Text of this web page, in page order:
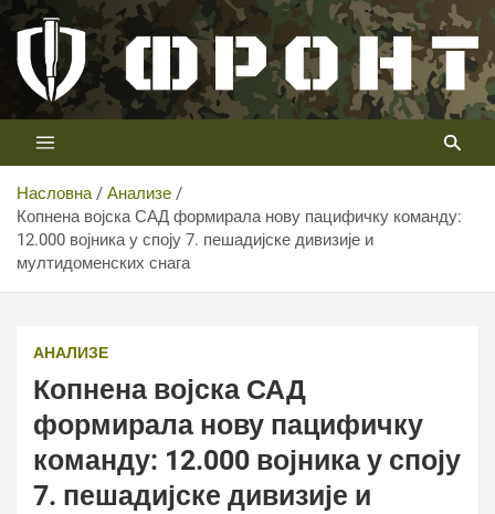
Скип
цонтент
Телевизија ФРОНТ
Први војни канал у Србији
Насловна
Анализе
Копнена војска САД формирала нову пацифичку команду:
12.000 војника у споју 7. пешадијске дивизије и
мултидоменских снага
Копнена војска САД формирала нову пацифичку
АНАЛИЗЕ
Копнена војска САД
формирала нову пацифичку
команду: 12.000 војника у споју
7. пешадијске дивизије и